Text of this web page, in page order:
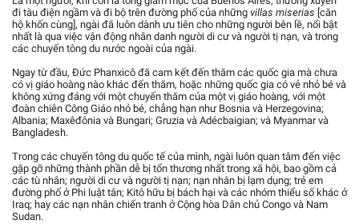
đi tàu điện ngầm và đi bộ trên đường phố của những villas miserias [căn
hộ khốn cùng], ngài đã luôn dành ưu tiên cho những người bên lề, nổi bật
nhất là qua việc vận động nhân danh người di cư và người tị nạn, và trong
các chuyến tông du nước ngoài của ngài.
Ngay từ đầu, Đức Phanxicô đã cam kết đến thăm các quốc gia mà chưa
có vị giáo hoàng nào khác đến thăm, hoặc những quốc gia có vẻ nhỏ bé và
không xứng đáng với một chuyến thăm của một vị giáo hoàng, với một
đoàn chiên Công Giáo nhỏ bé, chẳng hạn như Bosnia và Herzegovina;
Albania; Maxêđônia và Bungari; Gruzia và Adécbaigian; và Myanmar và
Bangladesh.
Trong các chuyến tông du quốc tế của mình, ngài luôn quan tâm đến việc
gặp gỡ những thành phần dễ bị tổn thương nhất trong xã hội, bao gồm cả
các tù nhân; người di cư và người tị nạn; nạn nhân bị lạm dụng; trẻ em
đường phố ở Phi luật tân; Kitô hữu bị bách hại và các nhóm thiểu số khác ở
Iraq; hay các nạn nhân chiến tranh ở Cộng hòa Dân chủ Congo và Nam
Sudan.